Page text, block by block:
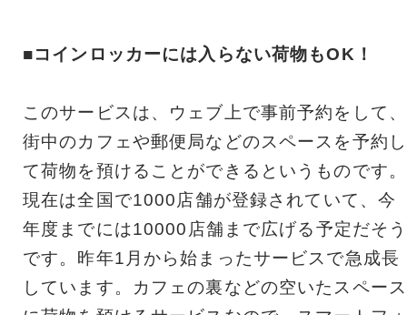
■コインロッカーには入らない荷物もOK！
このサービスは、ウェブ上で事前予約をして、
街中のカフェや郵便局などのスペースを予約し
て荷物を預けることができるというものです。
現在は全国で1000店舗が登録されていて、今
年度までには10000店舗まで広げる予定だそう
です。昨年1月から始まったサービスで急成長
しています。カフェの裏などの空いたスペース